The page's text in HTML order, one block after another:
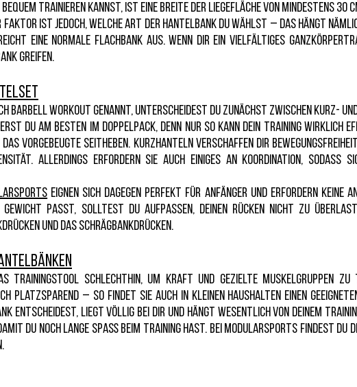
bequem trainieren kannst, ist eine Breite der Liegefläche von mindestens 30
Faktor ist jedoch, welche Art der Hantelbank du wählst – das hängt
reicht eine normale Flachbank aus. Wenn dir ein vielfältiges
greifen.
Barbell Workout genannt, unterscheidest du zunächst zwischen Kurz-
du am besten im Doppelpack, denn nur so kann dein Training wirklich
das vorgebeugte Seitheben. Kurzhanteln verschaffen dir
Allerdings erfordern sie auch einiges an Koordination, sodass
eignen sich dagegen perfekt für Anfänger und erfordern keine
Gewicht passt, solltest du aufpassen, deinen Rücken nicht zu
und das Schrägbankdrücken.
Trainingstool schlechthin, um Kraft und gezielte Muskelgruppen
platzsparend – so findet sie auch in kleinen Haushalten einen
entscheidest, liegt völlig bei dir und hängt wesentlich von deinem
du noch lange Spaß beim Training hast. Bei ModularSports findest du